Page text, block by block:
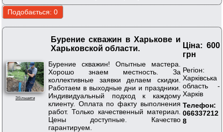
Збільшити
Бурение скважин в Харькове и
Харьковской области.
Бурение скважин! Опытные мастера.
Хорошо знаем местность. За
коллективные заявки делаем скидки.
Работаем в выходные дни и праздники.
Индивидуальный подход к каждому
клиенту. Оплата по факту выполнения
работ. Только качественный материал.
Цены доступные. Качество
гарантируем.
Ціна: 600
грн
Регіон:
Харківська
область -
Харків
Телефон:
066337212
8